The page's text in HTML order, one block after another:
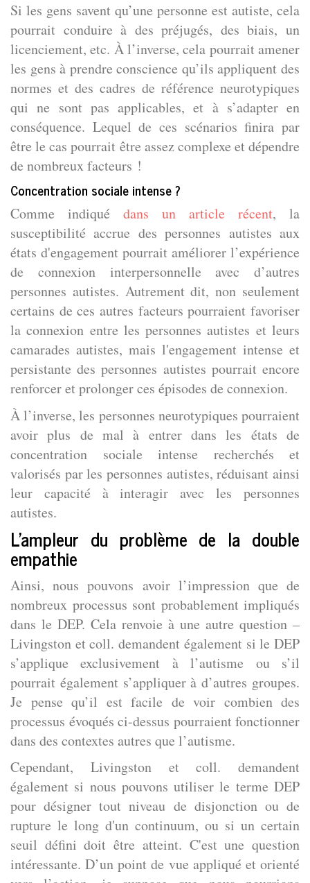
Si les gens savent qu’une personne est autiste, cela
pourrait conduire à des préjugés, des biais, un
licenciement, etc. À l’inverse, cela pourrait amener
les gens à prendre conscience qu’ils appliquent des
normes et des cadres de référence neurotypiques
qui ne sont pas applicables, et à s’adapter en
conséquence. Lequel de ces scénarios finira par
être le cas pourrait être assez complexe et dépendre
de nombreux facteurs !
Concentration sociale intense ?
Comme indiqué dans un article récent, la
susceptibilité accrue des personnes autistes aux
états d'engagement pourrait améliorer l’expérience
de connexion interpersonnelle avec d’autres
personnes autistes. Autrement dit, non seulement
certains de ces autres facteurs pourraient favoriser
la connexion entre les personnes autistes et leurs
camarades autistes, mais l'engagement intense et
persistante des personnes autistes pourrait encore
renforcer et prolonger ces épisodes de connexion.
À l’inverse, les personnes neurotypiques pourraient
avoir plus de mal à entrer dans les états de
concentration sociale intense recherchés et
valorisés par les personnes autistes, réduisant ainsi
leur capacité à interagir avec les personnes
autistes.
L’ampleur du problème de la double
empathie
Ainsi, nous pouvons avoir l’impression que de
nombreux processus sont probablement impliqués
dans le DEP. Cela renvoie à une autre question –
Livingston et coll. demandent également si le DEP
s’applique exclusivement à l’autisme ou s’il
pourrait également s’appliquer à d’autres groupes.
Je pense qu’il est facile de voir combien des
processus évoqués ci-dessus pourraient fonctionner
dans des contextes autres que l’autisme.
Cependant, Livingston et coll. demandent
également si nous pouvons utiliser le terme DEP
pour désigner tout niveau de disjonction ou de
rupture le long d'un continuum, ou si un certain
seuil défini doit être atteint. C'est une question
intéressante. D’un point de vue appliqué et orienté